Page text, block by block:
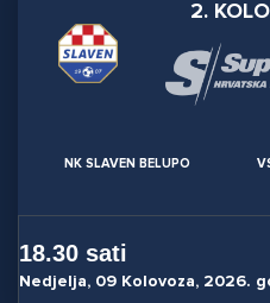
2.
NK SLAVEN BELUPO
18.30 sati
Nedjelja, 09 Kolovoza, 2026.